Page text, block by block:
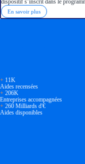
En savoir plus
+ 11K
Aides recensées
+ 206K
Entreprises accompagnées
+ 260 Milliards d'€
Aides disponibles